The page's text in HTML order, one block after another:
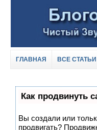
ГЛАВНАЯ ВСЕ СТАТЬИ
Как продвинуть
Вы создали или
продвигать?